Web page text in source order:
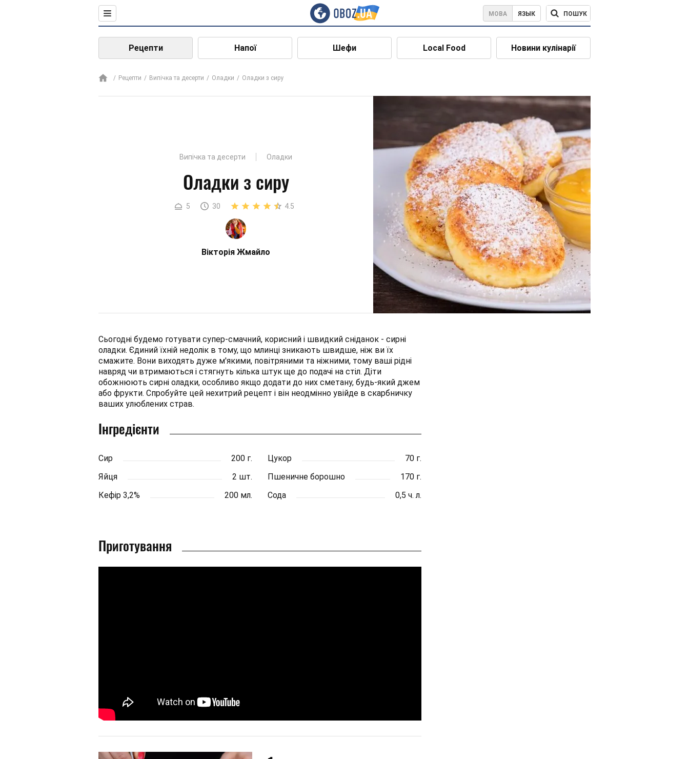
МОВА ЯЗЫК ПОШУК
Рецепти Напої Шефи Local Food Новини кулінарії
Рецепти Випічка та десерти Оладки Оладки з сиру
Випічка та десерти Оладки
Оладки з сиру
5 30 4.5
Вікторія Жмайло
Сьогодні будемо готувати супер-смачний, корисний і швидкий сніданок - сирні
оладки. Єдиний їхній недолік в тому, що млинці зникають швидше, ніж ви їх
смажите. Вони виходять дуже м'якими, повітряними та ніжними, тому ваші рідні
навряд чи втримаються і стягнуть кілька штук ще до подачі на стіл. Діти
обожнюють сирні оладки, особливо якщо додати до них сметану, будь-який джем
або фрукти. Спробуйте цей нехитрий рецепт і він неодмінно увійде в скарбничку
ваших улюблених страв.
Інгредієнти
Сир 200 г. Цукор
70 г.
Яйця
2 шт. Пшеничне борошно
170 г.
Кефір 3,2%
200 мл. Сода 0,5 ч. л.
Приготування